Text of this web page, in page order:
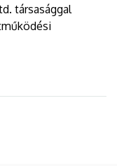
társasággal